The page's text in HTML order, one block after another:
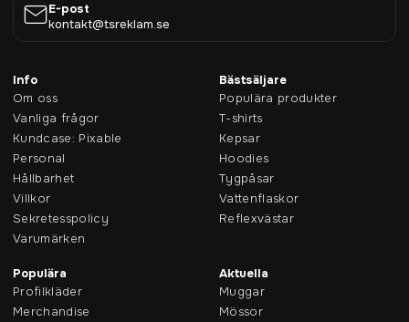
E-post
kontakt@tsreklam.se
Info
Om oss
Vanliga frågor
Kundcase: Pixable
Personal
Hållbarhet
Villkor
Sekretesspolicy
Varumärken
Bästsäljare
Populära produkter
T-shirts
Kepsar
Hoodies
Tygpåsar
Vattenflaskor
Reflexvästar
Populära
Profilkläder
Merchandise
Aktuella
Muggar
Mössor